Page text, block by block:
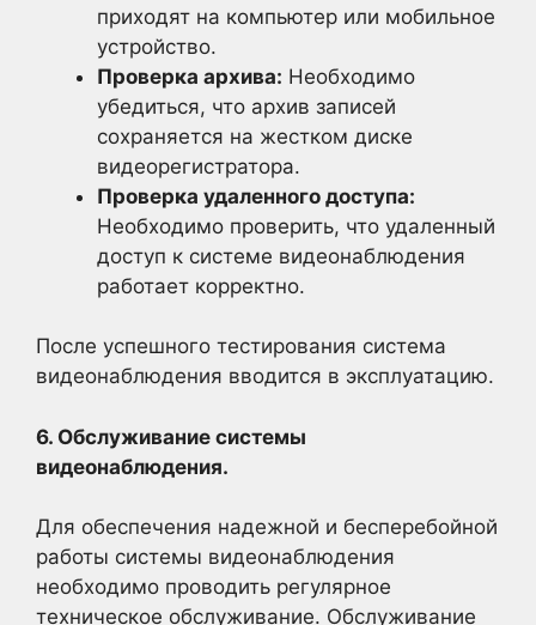
приходят на компьютер или мобильное
устройство.
Проверка архива: Необходимо
убедиться, что архив записей
сохраняется на жестком диске
видеорегистратора.
Проверка удаленного доступа:
Необходимо проверить, что удаленный
доступ к системе видеонаблюдения
работает корректно.
После успешного тестирования система
видеонаблюдения вводится в эксплуатацию.
6. Обслуживание системы
видеонаблюдения.
Для обеспечения надежной и бесперебойной
работы системы видеонаблюдения
необходимо проводить регулярное
техническое обслуживание. Обслуживание